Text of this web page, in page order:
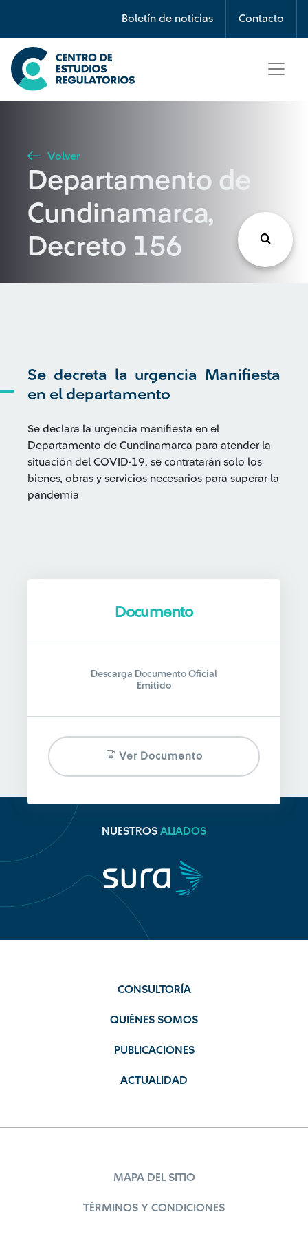
Boletín de noticias Contacto
Búsqueda
Seleccione país
Buscar
Volver
Departamento de
Cundinamarca,
Decreto 156
Se decreta la urgencia Manifiesta
en el departamento
Se declara la urgencia manifiesta en el
Departamento de Cundinamarca para atender la
situación del COVID-19, se contratarán solo los
bienes, obras y servicios necesarios para superar la
pandemia
Documento
Descarga Documento Oficial
Emitido
Ver Documento
NUESTROS ALIADOS
CONSULTORÍA
QUIÉNES SOMOS
PUBLICACIONES
ACTUALIDAD
MAPA DEL SITIO
TÉRMINOS Y CONDICIONES